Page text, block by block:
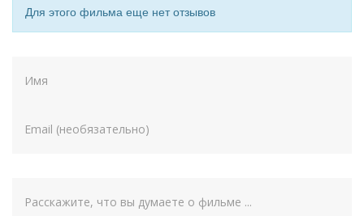
Для этого фильма еще нет отзывов